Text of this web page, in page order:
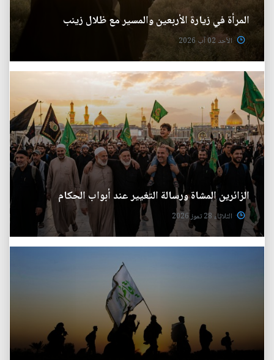
المرأة في زيارة الأربعين والمسير مع ظلال زينب
الأحد 02 آب 2026
الزائرين المشاة ورسالة التغيير عند أبواب الحكام
الثلاثاء 28 تموز 2026